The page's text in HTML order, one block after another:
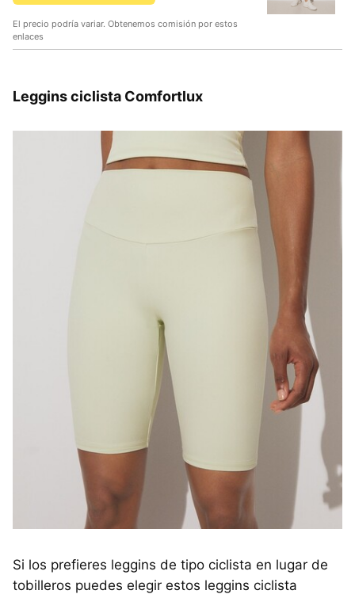
El precio podría variar. Obtenemos comisión por estos
enlaces
Leggins ciclista Comfortlux
Si los prefieres leggins de tipo ciclista en lugar de
tobilleros puedes elegir estos leggins ciclista